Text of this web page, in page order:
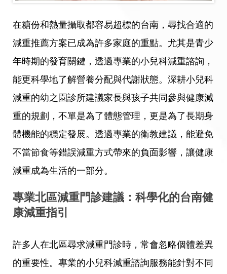
在糖份和熱量攝取都容易超標的台南，尋找合適的
減重推薦方案已成為許多家庭的重點。尤其是青少
年時期的發育關鍵，透過專業的小兒科減重諮詢，
能更科學地了解營養分配與代謝狀態。深耕小兒科
減重的幼之園診所建議家長與孩子共同參與健康減
重的規劃，不單是為了體態管理，更是為了長期身
體機能的穩定發展。透過專業的衛教建議，能避免
不當節食等錯誤減重方式帶來的負面影響，讓健康
減重成為生活的一部分。
專業北區減重門診建議：科學化的台南健
康減重指引
許多人在北區尋求減重門診時，常會忽略個體差異
的重要性。專業的小兒科減重諮詢服務能針對不同